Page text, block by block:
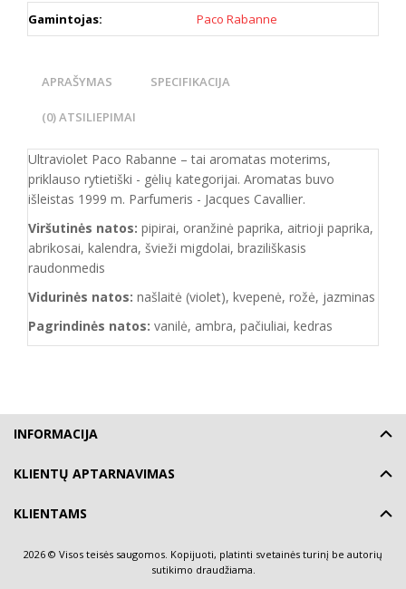
Gamintojas: Paco Rabanne
APRAŠYMAS SPECIFIKACIJA
(0) ATSILIEPIMAI
Ultraviolet Paco Rabanne – tai aromatas moterims,
priklauso rytietiški - gėlių kategorijai. Aromatas buvo
išleistas 1999 m. Parfumeris - Jacques Cavallier.
Viršutinės natos: pipirai, oranžinė paprika, aitrioji paprika,
abrikosai, kalendra, švieži migdolai, braziliškasis
raudonmedis
Vidurinės natos: našlaitė (violet), kvepenė, rožė, jazminas
Pagrindinės natos: vanilė, ambra, pačiuliai, kedras
INFORMACIJA
KLIENTŲ APTARNAVIMAS
KLIENTAMS
2026 © Visos teisės saugomos. Kopijuoti, platinti svetainės turinį be autorių
sutikimo draudžiama.